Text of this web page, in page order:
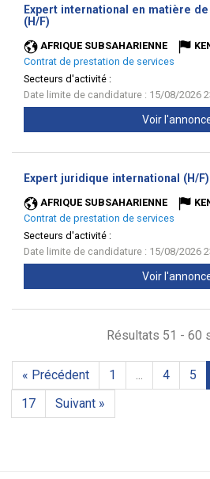
Expert international en matière
(H/F)
AFRIQUE SUBSAHARIENNE
Contrat de prestation de services
Secteurs d'activité :
Date limite de candidature : 15/08/2026
Voir
Expert juridique international (H/F)
AFRIQUE SUBSAHARIENNE
Contrat de prestation de services
Secteurs d'activité :
Date limite de candidature : 15/08/2026
Voir
Résultats 51 - 60
« Précédent 1 ... 4 5
17
Suivant »